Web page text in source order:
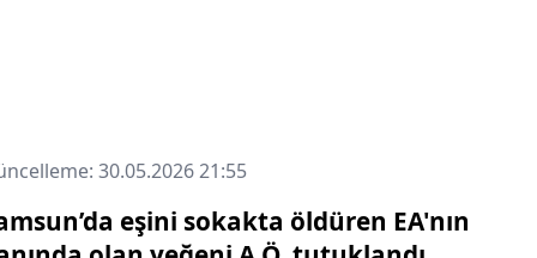
30.05.2026 21:55
eşini sokakta öldüren EA'nın